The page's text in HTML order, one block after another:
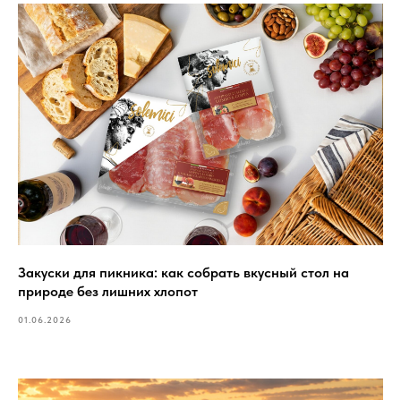
Закуски для пикника: как собрать вкусный стол на
природе без лишних хлопот
01.06.2026